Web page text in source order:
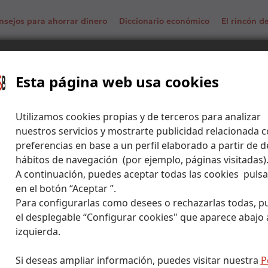
Esta página web usa cookies
Utilizamos cookies propias y de terceros para analizar
nuestros servicios y mostrarte publicidad relacionada
preferencias en base a un perfil elaborado a partir de
hábitos de navegación (por ejemplo, páginas visitadas).
A continuación, puedes aceptar todas las cookies
en el botón “Aceptar ”.
Para configurarlas como desees o rechazarlas todas,
el desplegable “Configurar cookies" que aparece abajo
izquierda.
Si deseas ampliar información, puedes visitar nuestra
para ahorrar dinero Diccionario económico El rincón
un fondo de inversión: implícitos y explícitos